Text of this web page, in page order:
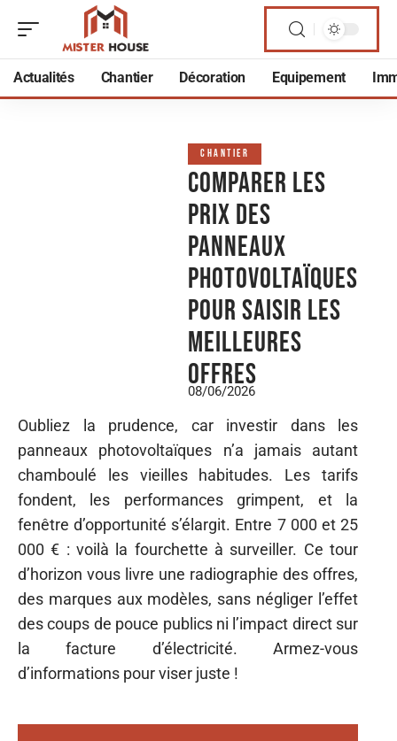
Actualités Chantier Décoration Equipement
CHANTIER
Comparer les
prix des
panneaux
photovoltaïques
pour saisir les
meilleures
offres
08/06/2026
Oubliez la prudence, car investir dans les
panneaux photovoltaïques n’a jamais autant
chamboulé les vieilles habitudes. Les tarifs
fondent, les performances grimpent, et la
fenêtre d’opportunité s’élargit. Entre 7 000 et 25
000 € : voilà la fourchette à surveiller. Ce tour
d’horizon vous livre une radiographie des offres,
des marques aux modèles, sans négliger l’effet
des coups de pouce publics ni l’impact direct sur
la facture d’électricité. Armez-vous
d’informations pour viser juste !